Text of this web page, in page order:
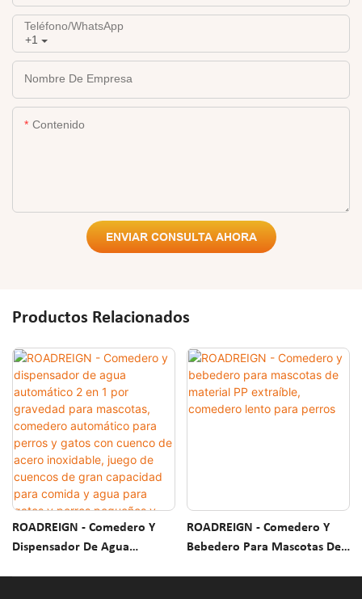
+1
Teléfono/WhatsApp
Nombre De Empresa
Contenido
ENVIAR CONSULTA AHORA
Productos Relacionados
ROADREIGN - Comedero Y
Dispensador De Agua
ROADREIGN - Comedero Y
Bebedero Para Mascotas De